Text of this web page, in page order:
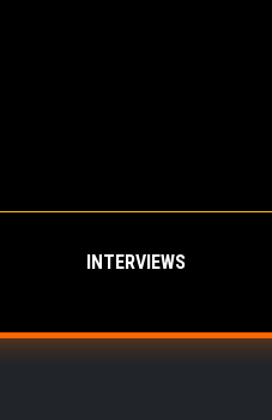
INTERVIEWS